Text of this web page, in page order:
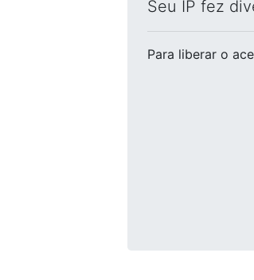
Seu IP fez
Para liberar o